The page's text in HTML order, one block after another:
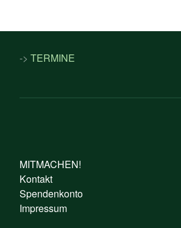
-> TERMINE
MITMACHEN!
Kontakt
Spendenkonto
Impressum